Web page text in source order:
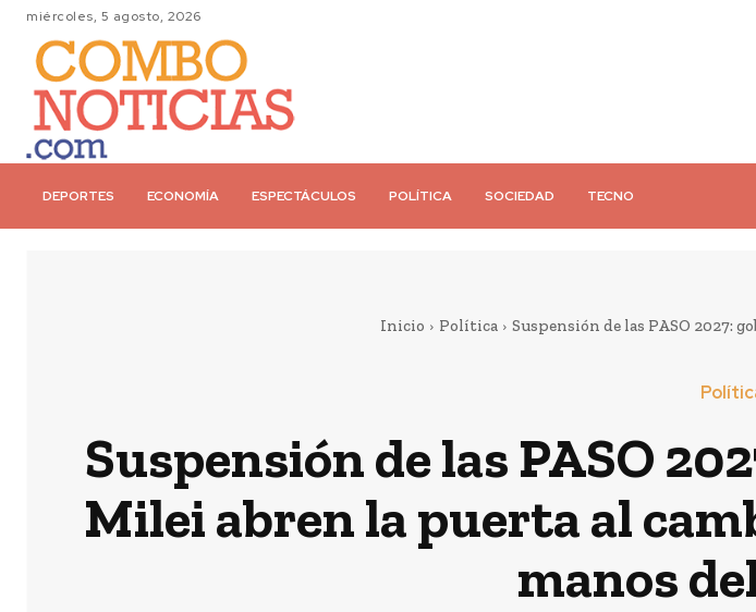
miércoles, 5 agosto, 2026
DEPORTES ECONOMÍA ESPECTÁCULOS POLÍTICA SOCIEDAD TECNO
Inicio Política Suspensión de las PASO 2027:
Suspensión de las PASO
Milei abren la puerta al
manos